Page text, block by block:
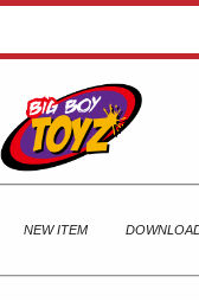
NEW ITEM